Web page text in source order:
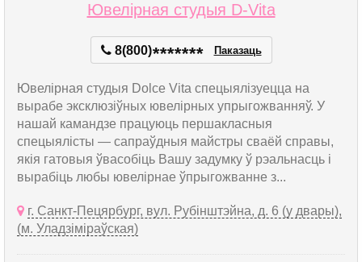
Ювелірная студыя D-Vita
8(800)******* Паказаць
Ювелірная студыя Dolce Vita спецыялізуецца на
вырабе эксклюзіўных ювелірных упрыгожванняў. У
нашай камандзе працуюць першакласныя
спецыялісты — сапраўдныя майстры сваёй справы,
якія гатовыя ўвасобіць Вашу задумку ў рэальнасць і
вырабіць любы ювелірнае ўпрыгожванне з...
г. Санкт-Пецярбург, вул. Рубінштэйна, д. 6 (у двары),
(м. Уладзіміраўская)